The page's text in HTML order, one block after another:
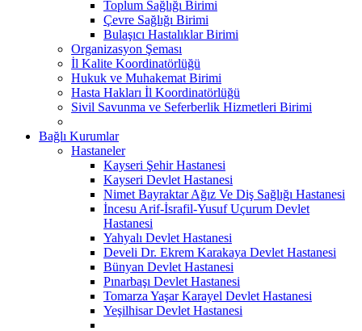
Toplum Sağlığı Birimi
Çevre Sağlığı Birimi
Bulaşıcı Hastalıklar Birimi
Organizasyon Şeması
İl Kalite Koordinatörlüğü
Hukuk ve Muhakemat Birimi
Hasta Hakları İl Koordinatörlüğü
Sivil Savunma ve Seferberlik Hizmetleri Birimi
Bağlı Kurumlar
Hastaneler
Kayseri Şehir Hastanesi
Kayseri Devlet Hastanesi
Nimet Bayraktar Ağız Ve Diş Sağlığı Hastanesi
İncesu Arif-İsrafil-Yusuf Uçurum Devlet
Hastanesi
Yahyalı Devlet Hastanesi
Develi Dr. Ekrem Karakaya Devlet Hastanesi
Bünyan Devlet Hastanesi
Pınarbaşı Devlet Hastanesi
Tomarza Yaşar Karayel Devlet Hastanesi
Yeşilhisar Devlet Hastanesi